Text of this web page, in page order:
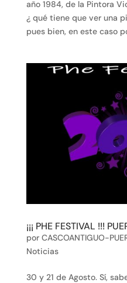
año 1984, de la Pintora
¿ qué tiene que ver una
pues bien, en este caso
¡¡¡ PHE FESTIVAL !!!
por CASCOANTIGUO-
Noticias
30 y 21 de Agosto. Sí,